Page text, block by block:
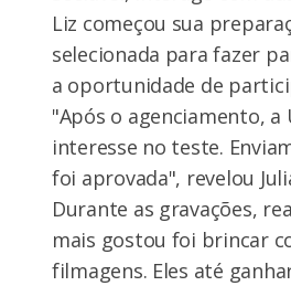
Liz começou sua
selecionada para fazer
a oportunidade de
"Após o agenciamento,
interesse no teste.
foi aprovada", revelou
Durante as gravações,
mais gostou foi brincar
filmagens. Eles até